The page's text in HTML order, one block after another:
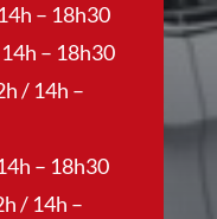
– 18h30
– 18h30
/ 14h –
– 18h30
/ 14h –